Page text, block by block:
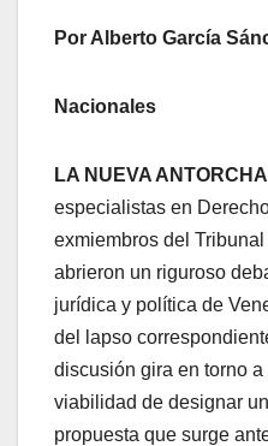
Por Alberto García
Nacionales
LA NUEVA
especialistas en
exmiembros del
abrieron un riguroso
jurídica y política de
del lapso
discusión gira en torno
viabilidad de designar
propuesta que surge